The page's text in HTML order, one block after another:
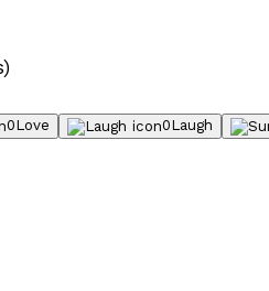
0Love 0Laugh